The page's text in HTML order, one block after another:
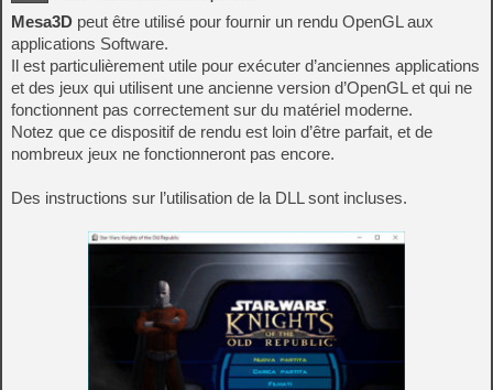
Mesa3D peut être utilisé pour fournir un rendu OpenGL aux
applications Software.
Il est particulièrement utile pour exécuter d’anciennes applications
et des jeux qui utilisent une ancienne version d’OpenGL et qui ne
fonctionnent pas correctement sur du matériel moderne.
Notez que ce dispositif de rendu est loin d’être parfait, et de
nombreux jeux ne fonctionneront pas encore.
Des instructions sur l’utilisation de la DLL sont incluses.